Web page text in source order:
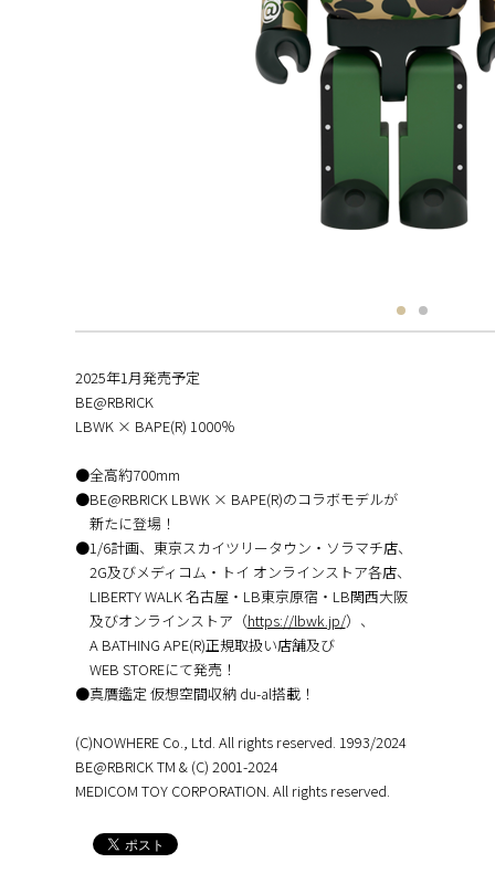
2025年1月発売予定
BE@RBRICK
LBWK × BAPE(R) 1000％
●全高約700mm
●BE@RBRICK LBWK × BAPE(R)のコラボモデルが
新たに登場！
●1/6計画、東京スカイツリータウン・ソラマチ店、
2G及びメディコム・トイ オンラインストア各店、
LIBERTY WALK 名古屋・LB東京原宿・LB関西大阪
及びオンラインストア（https://lbwk.jp/）、
A BATHING APE(R)正規取扱い店舗及び
WEB STOREにて発売！
●真贋鑑定 仮想空間収納 du-al搭載！
(C)NOWHERE Co., Ltd. All rights reserved. 1993/2024
BE@RBRICK TM & (C) 2001-2024
MEDICOM TOY CORPORATION. All rights reserved.